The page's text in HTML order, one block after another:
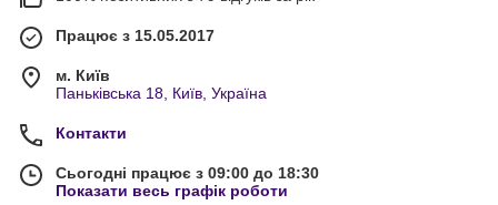
Працює з 15.05.2017
м. Київ
Паньківська 18, Київ, Україна
Контакти
Сьогодні працює з 09:00 до 18:30
Показати весь графік роботи